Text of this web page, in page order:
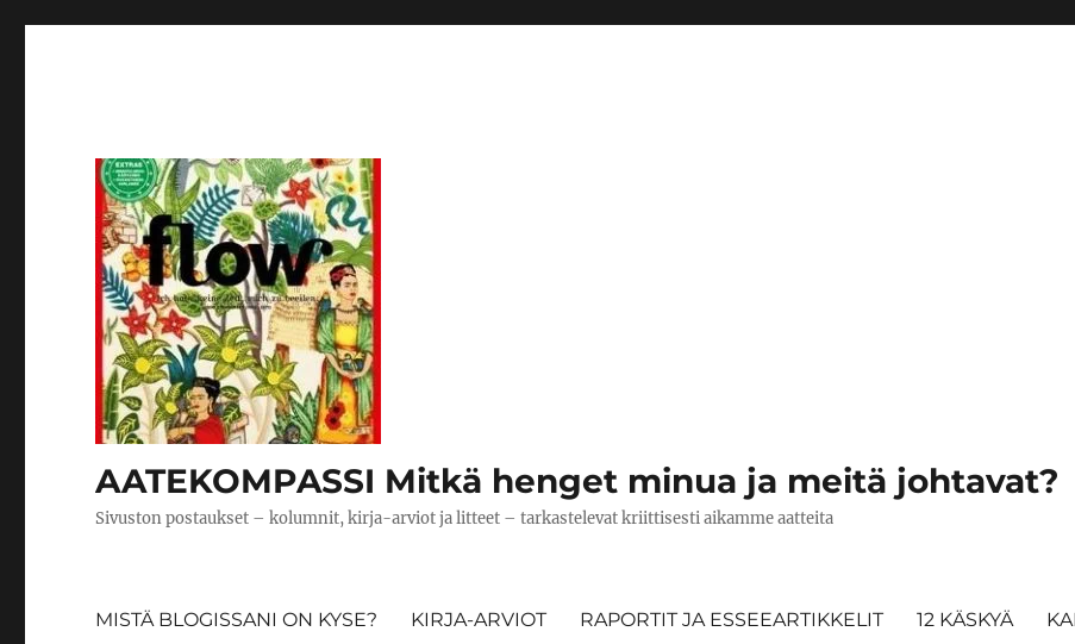
AATEKOMPASSI Mitkä henget minua ja meitä johtavat?
Sivuston postaukset – kolumnit, kirja-arviot ja litteet – tarkastelevat kriittisesti aikamme aatteita
MISTÄ BLOGISSANI ON KYSE? KIRJA-ARVIOT RAPORTIT JA ESSEEARTIKKELIT 12 KÄSKYÄ